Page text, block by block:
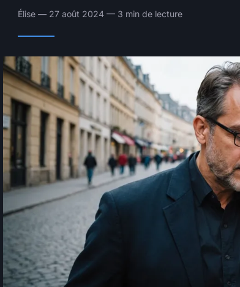
Élise — 27 août 2024 — 3 min de lecture